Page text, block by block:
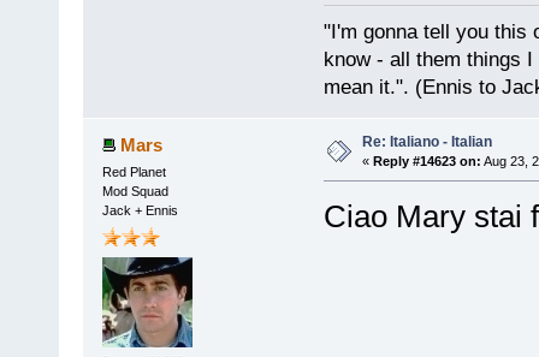
"I'm gonna tell you this
know - all them things
mean it.". (Ennis to
Mars
Red Planet
Mod Squad
Jack + Ennis
Re: Italiano - Italian
« Reply #14623 on: Aug 23,
Ciao Mary stai